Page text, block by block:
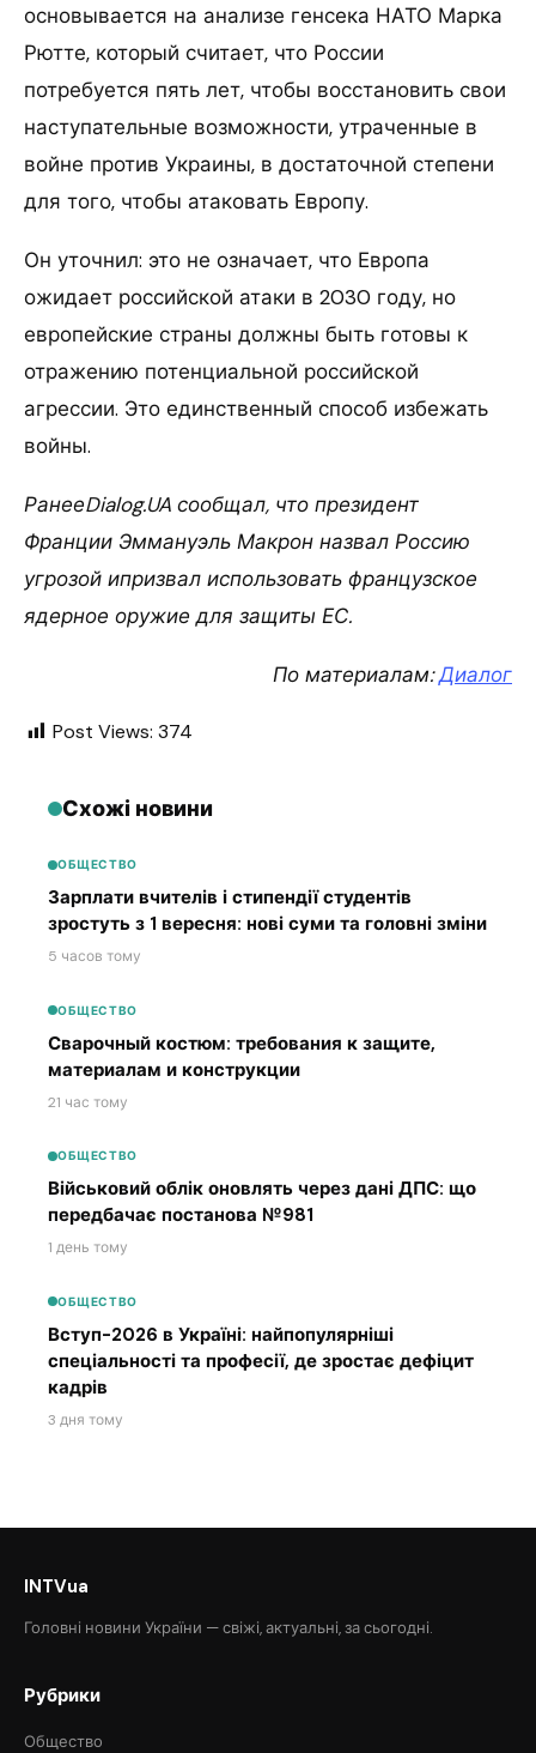
основывается на анализе генсека НАТО Марка
Рютте, который считает, что России
потребуется пять лет, чтобы восстановить свои
наступательные возможности, утраченные в
войне против Украины, в достаточной степени
для того, чтобы атаковать Европу.
Он уточнил: это не означает, что Европа
ожидает российской атаки в 2030 году, но
европейские страны должны быть готовы к
отражению потенциальной российской
агрессии. Это единственный способ избежать
войны.
РанееDialog.UA сообщал, что президент
Франции Эммануэль Макрон назвал Россию
угрозой ипризвал использовать французское
ядерное оружие для защиты ЕС.
По материалам:Диалог
Post Views: 374
Схожі новини
ОБЩЕСТВО
Зарплати вчителів і стипендії студентів
зростуть з 1 вересня: нові суми та головні зміни
5 часов тому
ОБЩЕСТВО
Сварочный костюм: требования к защите,
материалам и конструкции
21 час тому
ОБЩЕСТВО
Військовий облік оновлять через дані ДПС: що
передбачає постанова №981
1 день тому
ОБЩЕСТВО
Вступ-2026 в Україні: найпопулярніші
спеціальності та професії, де зростає дефіцит
кадрів
3 дня тому
INTVua
Головні новини України — свіжі, актуальні, за сьогодні.
Рубрики
Общество